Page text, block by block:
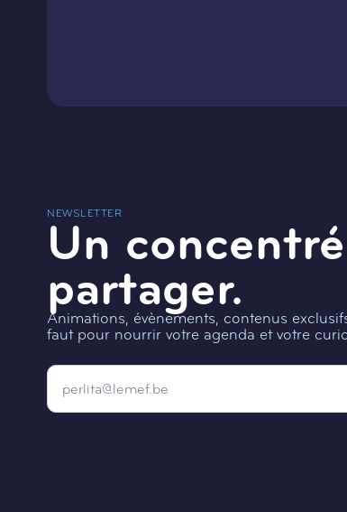
NEWSLETTER
Un
partager.
Animations, évènements, contenus
faut pour nourrir votre agenda et votre
Email